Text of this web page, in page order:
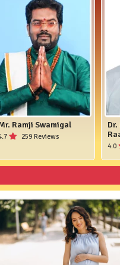
Ramji Swamigal
259 Reviews
4.0